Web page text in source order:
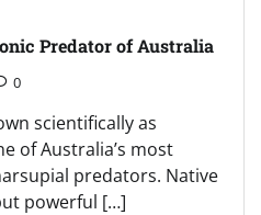
Predator of Australia
0
scientifically as
of Australia’s most
predators. Native
powerful […]